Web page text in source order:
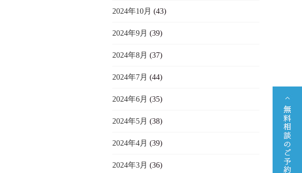
2024年10月 (43)
2024年9月 (39)
2024年8月 (37)
2024年7月 (44)
2024年6月 (35)
2024年5月 (38)
2024年4月 (39)
2024年3月 (36)